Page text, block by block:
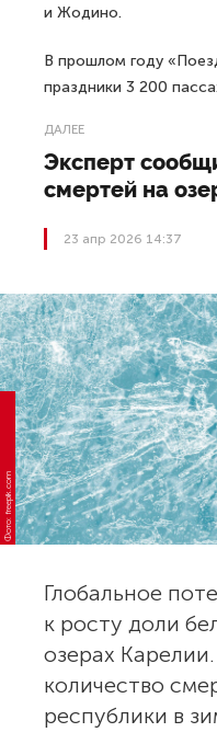
и Жодино.
В прошлом году
праздники 3 200
ДАЛЕЕ
Эксперт
смертей на
23 апр 2026 14:37
Фото: freepik.com
Глобальное
к росту доли
озерах
количество
республики в